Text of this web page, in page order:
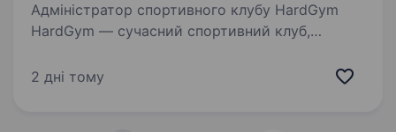
Адміністратор спортивного клубу HardGym
HardGym — сучасний спортивний клуб,
основою нашої роботи. Якщо ти любиш
2 дні тому